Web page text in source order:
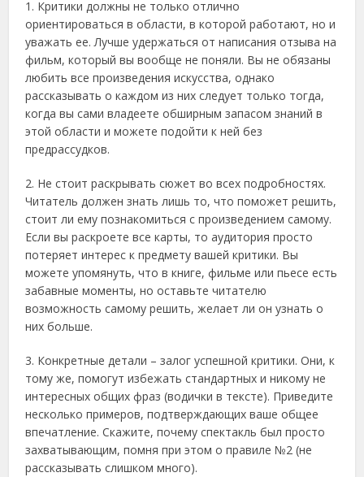
1. Критики должны не только отлично
ориентироваться в области, в которой работают, но и
уважать ее. Лучше удержаться от написания отзыва на
фильм, который вы вообще не поняли. Вы не обязаны
любить все произведения искусства, однако
рассказывать о каждом из них следует только тогда,
когда вы сами владеете обширным запасом знаний в
этой области и можете подойти к ней без
предрассудков.
2. Не стоит раскрывать сюжет во всех подробностях.
Читатель должен знать лишь то, что поможет решить,
стоит ли ему познакомиться с произведением самому.
Если вы раскроете все карты, то аудитория просто
потеряет интерес к предмету вашей критики. Вы
можете упомянуть, что в книге, фильме или пьесе есть
забавные моменты, но оставьте читателю
возможность самому решить, желает ли он узнать о
них больше.
3. Конкретные детали – залог успешной критики. Они, к
тому же, помогут избежать стандартных и никому не
интересных общих фраз (водички в тексте). Приведите
несколько примеров, подтверждающих ваше общее
впечатление. Скажите, почему спектакль был просто
захватывающим, помня при этом о правиле №2 (не
рассказывать слишком много).